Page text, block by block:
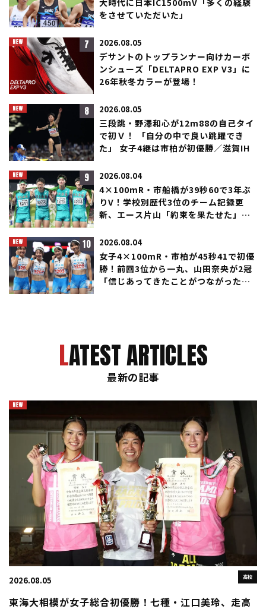
大時代に日本IC1500mV「多くの経験
をさせていただいた」
7 2026.08.05
デサントのトップランナー向けカーボ
ンシューズ「DELTAPRO EXP V3」に
26年秋冬カラーが登場！
8 2026.08.05
三段跳・野澤和心が12m88の自己タイ
で初Ｖ！ 「自分の中で良い跳躍でき
た」 女子4継は市柏が初優勝／滋賀IH
9 2026.08.04
4×100mR・市船橋が39秒60で3年ぶ
りV！学校別歴代3位のチーム記録更
新、エース片山「約束を果たせた」／
10 2026.08.04
女子4×100mR・市柏が45秒41で初優
勝！前回3位から一丸、山田奈央が2冠
「信じあってきたことがつながった」
LATEST ARTICLES
最新の記事
高校
2026.08.05
東海大相模が女子総合初優勝！七種・江口美玲、走高